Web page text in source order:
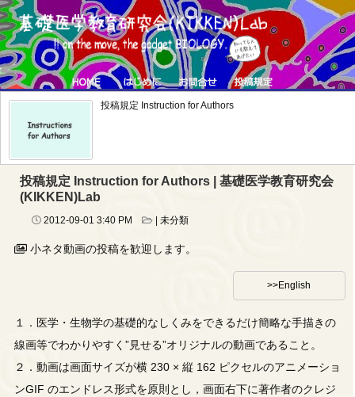
投稿規定 Instruction for Authors
投稿規定 Instruction for Authors | 基礎医学教育研究会
(KIKKEN)Lab
2012-09-01 3:40 PM 未分類
小ネタ動画の投稿を歓迎します。
>>English
１．医学・生物学の基礎的なしくみをできるだけ簡略な手描きの
線画等でわかりやすく”見せる”オリジナルの動画であること。
２．動画は画面サイズが横 230 × 縦 162 ピクセルのアニメーショ
ンGIF のエンドレス形式を原則とし，画面右下に著作者のクレジ